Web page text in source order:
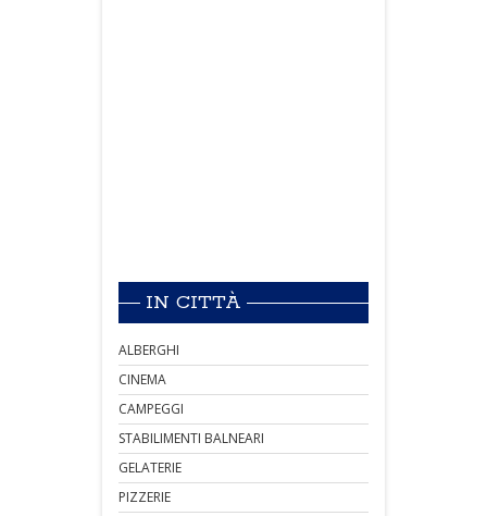
IN CITTÀ
ALBERGHI
CINEMA
CAMPEGGI
STABILIMENTI BALNEARI
GELATERIE
PIZZERIE